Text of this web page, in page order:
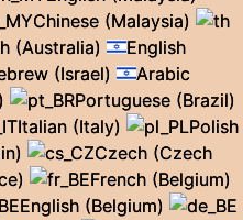
Chinese (Malaysia)
(Australia)
English
(Israel)
Arabic
Portuguese (Brazil)
Italian (Italy)
Polish
Czech (Czech
French (Belgium)
English (Belgium)